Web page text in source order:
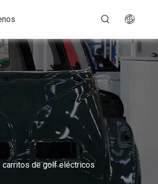
carritos de golf eléctricos